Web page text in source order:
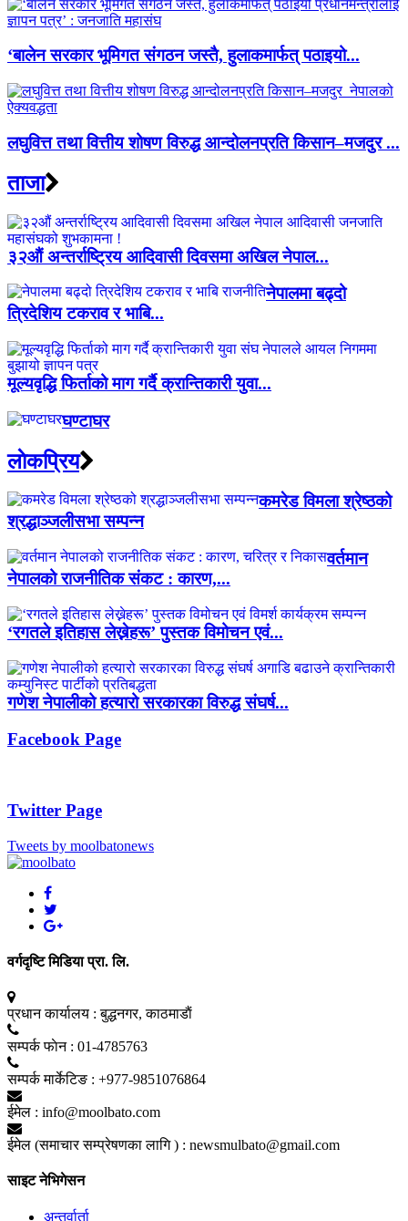
‘बालेन सरकार भूमिगत संगठन जस्तै, हुलाकमार्फत् पठाइयो...
लघुवित्त तथा वित्तीय शोषण विरुद्ध आन्दोलनप्रति किसान–मजदुर ...
ताजा
३२औं अन्तर्राष्ट्रिय आदिवासी दिवसमा अखिल नेपाल...
नेपालमा बढ्दो
त्रिदेशिय टकराव र भाबि...
मूल्यवृद्धि फिर्ताको माग गर्दै क्रान्तिकारी युवा...
घण्टाघर
लाेकप्रिय
कमरेड विमला श्रेष्ठको
श्रद्धाञ्जलीसभा सम्पन्न
वर्तमान
नेपालको राजनीतिक संकट : कारण,...
‘रगतले इतिहास लेख्नेहरू’ पुस्तक विमोचन एवं...
गणेश नेपालीको हत्यारो सरकारका विरुद्ध संघर्ष...
Facebook Page
Twitter Page
Tweets by moolbatonews
वर्गदृष्टि मिडिया प्रा. लि.
प्रधान कार्यालय : बुद्धनगर, काठमाडाैं
सम्पर्क फाेन : 01-4785763
सम्पर्क मार्केटिङ : +977-9851076864
ईमेल : info@moolbato.com
ईमेल (समाचार सम्प्रेषणका लागि ) : newsmulbato@gmail.com
साइट नेभिगेसन
अन्तर्वार्ता